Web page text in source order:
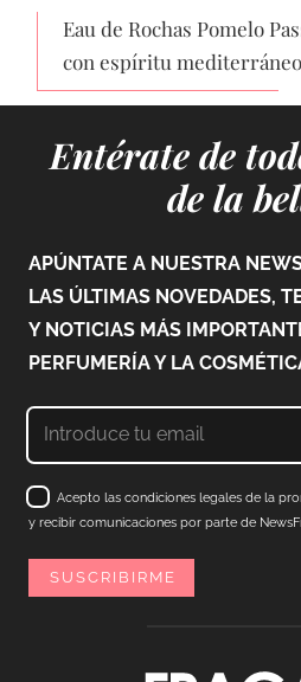
Eau de Rochas Pomelo
con espíritu mediterráneo
Entérate de
de la
APÚNTATE A NUESTRA
LAS ÚLTIMAS NOVEDADES,
Y NOTICIAS MÁS
PERFUMERÍA Y LA
Acepto las condiciones legales de la
y recibir comunicaciones por parte de